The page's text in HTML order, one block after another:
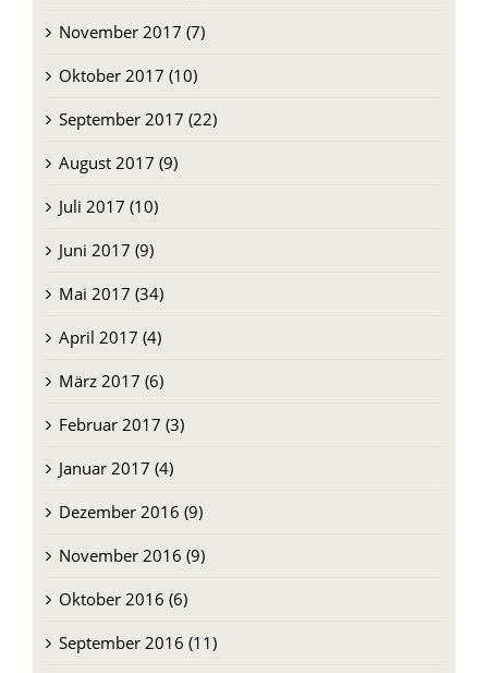
November 2017 (7)
Oktober 2017 (10)
September 2017 (22)
August 2017 (9)
Juli 2017 (10)
Juni 2017 (9)
Mai 2017 (34)
April 2017 (4)
März 2017 (6)
Februar 2017 (3)
Januar 2017 (4)
Dezember 2016 (9)
November 2016 (9)
Oktober 2016 (6)
September 2016 (11)